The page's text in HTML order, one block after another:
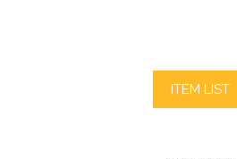
ITEM LIST